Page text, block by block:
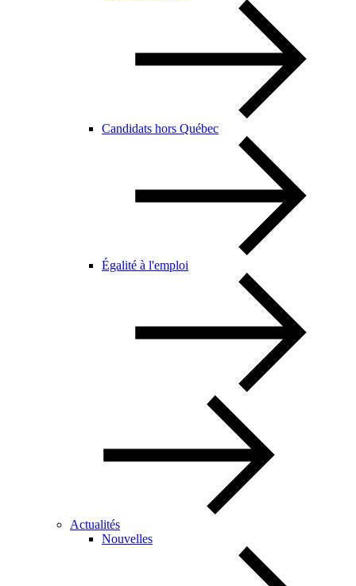
Candidats hors Québec
Égalité à l'emploi
Actualités
Nouvelles